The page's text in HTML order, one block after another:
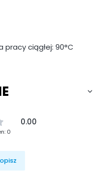
ciągłej: 90°C
0.00
0